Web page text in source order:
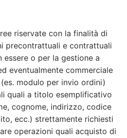
riservate con la finalità di
precontrattuali e contrattuali
o per la gestione a
eventualmente commerciale
modulo per invio ordini)
quali a titolo esemplificativo
cognome, indirizzo, codice
ecc.) strettamente richiesti
operazioni quali acquisto di